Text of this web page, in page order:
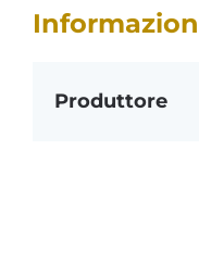
Produttore